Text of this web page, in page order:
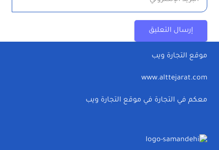
إرسال التعليق
موقع التجارة ويب
www.alttejarat.com
معكم في التجارة في موقع التجارة ويب